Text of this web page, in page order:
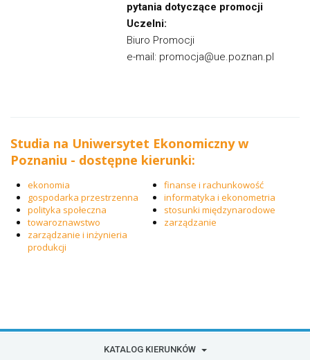
pytania dotyczące promocji
Uczelni:
Biuro Promocji
e-mail: promocja@ue.poznan.pl
Studia na Uniwersytet Ekonomiczny w
Poznaniu - dostępne kierunki:
ekonomia
finanse i rachunkowość
gospodarka przestrzenna
informatyka i ekonometria
polityka społeczna
stosunki międzynarodowe
towaroznawstwo
zarządzanie
zarządzanie i inżynieria
produkcji
KATALOG KIERUNKÓW